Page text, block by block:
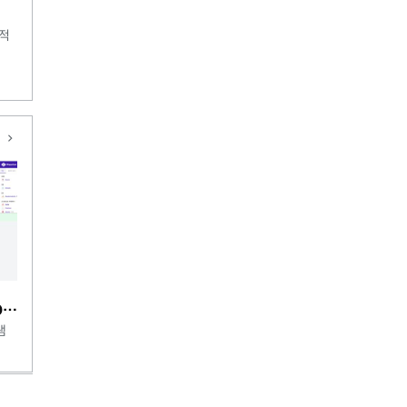
라이믹스/XE 이카운트ECOUNT 오픈API 연동 프로그램